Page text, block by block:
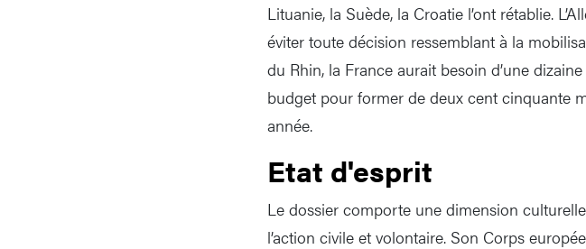
Lituanie, la Suède, la Croatie l’ont rétablie.
éviter toute décision ressemblant à la
du Rhin, la France aurait besoin d’une
budget pour former de deux cent cinquante
année.
Etat d'esprit
Le dossier comporte une dimension
l’action civile et volontaire. Son Corps